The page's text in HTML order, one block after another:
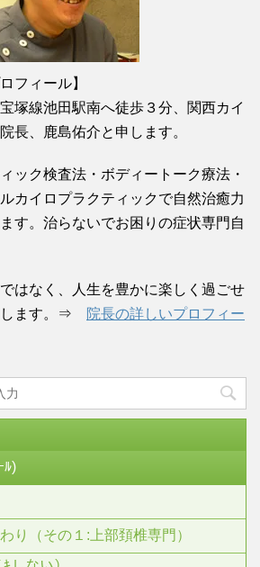
フィール】
塚線池田駅南へ徒歩３分、関西カイ
長、鹿島佑介と申します。
ック検査法・ボディートーク療法・
カイロプラクティックで自然治癒力
す。治らないでお困りの症状専門自
はなく、人生を豊かに楽しく過ごせ
します。⇒
院長の詳しいプロフィー
ﾙ)
り（その１:上部頚椎専門）